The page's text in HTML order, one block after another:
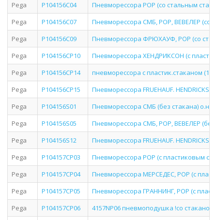
Pega
P104156C04
Пневморессора РОР (со стальным
Pega
P104156C07
Пневморессора СМБ, РОР, ВЕВЕЛЕР (со
Pega
P104156C09
Пневморессора ФРЮХАУФ, РОР (со
Pega
P104156CP10
Пневморессора ХЕНДРИКСОН (с
Pega
P104156CP14
пневморессора с пластик.стаканом (1
Pega
P104156CP15
Пневморессора FRUEHAUF.
Pega
P104156S01
Пневморессора СМБ (без стакана) о.н.
Pega
P104156S05
Пневморессора СМБ, РОР, ВЕВЕЛЕР (без
Pega
P104156S12
Пневморессора FRUEHAUF.
Pega
P104157CP03
Пневморессора РОР (с пластиковым
Pega
P104157CP04
Пневморессора МЕРСЕДЕС, РОР (с
Pega
P104157CP05
Пневморессора ГРАННИНГ, РОР (с
Pega
P104157CP06
4157NP06 пневмоподушка !со